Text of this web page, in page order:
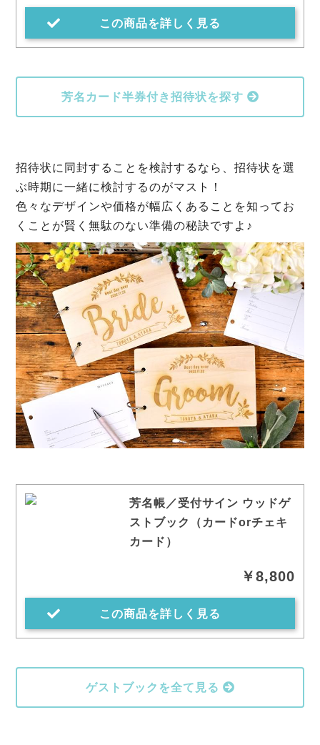
この商品を詳しく見る
芳名カード半券付き招待状を探す
招待状に同封することを検討するなら、招待状を選
ぶ時期に一緒に検討するのがマスト！
色々なデザインや価格が幅広くあることを知ってお
くことが賢く無駄のない準備の秘訣ですよ♪
芳名帳／受付サイン ウッドゲ
ストブック（カードorチェキ
カード）
￥8,800
この商品を詳しく見る
ゲストブックを全て見る